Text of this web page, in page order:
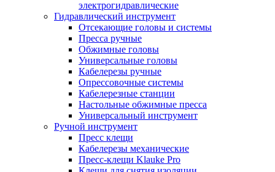
электрогидравлические
Гидравлический инструмент
Отсекающие головы и системы
Пресса ручные
Обжимные головы
Универсальные головы
Кабелерезы ручные
Опрессовочные системы
Кабелерезные станции
Настольные обжимные пресса
Универсальный инструмент
Ручной инструмент
Пресс клещи
Кабелерезы механические
Пресс-клещи Klauke Pro